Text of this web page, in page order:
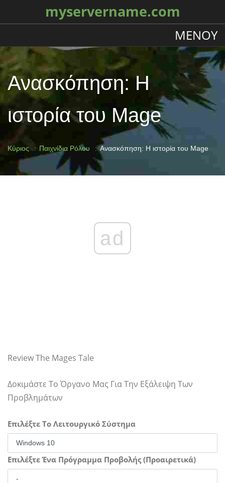
myservername.com
ΜΕΝΟΎ
Ανασκόπηση: Η
ιστορία του Mage
Κύριος Παιχνίδια Ρόλου Ανασκόπηση: Η ιστορία του Mage
ad
Review The Mages Tale
Δοκιμάστε Το Όργανο Μας Για Την Εξάλειψη Των
Προβλημάτων
Επιλέξτε Το Λειτουργικό Σύστημα
Επιλέξτε Ένα Πρόγραμμα Προβολής (Προαιρετικά)